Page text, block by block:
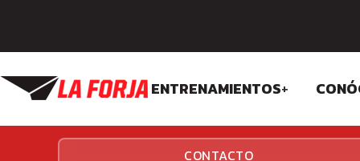
ENTRENAMIENTOS+
CROSSFIT
CONTACTO